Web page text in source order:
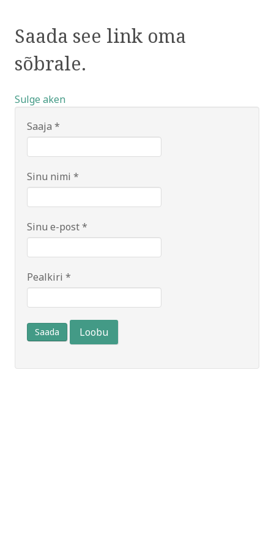
Saada see link oma
sõbrale.
Sulge aken
Saaja *
Sinu nimi *
Sinu e-post*
Pealkiri *
Saada Loobu